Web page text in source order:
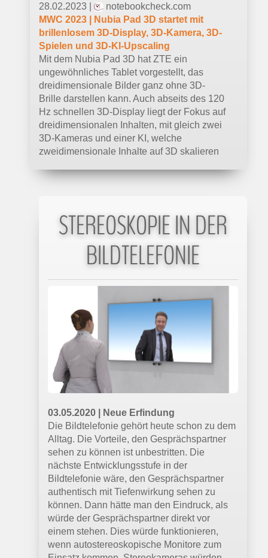
28.02.2023 |
notebookcheck.com
MWC 2023 | Nubia Pad 3D startet mit
brillenlosem 3D-Display, 3D-Kamera, 3D-
Spielen und 3D-KI-Upscaling
Mit dem Nubia Pad 3D hat ZTE ein
ungewöhnliches Tablet vorgestellt, das
dreidimensionale Bilder ganz ohne 3D-
Brille darstellen kann. Auch abseits des 120
Hz schnellen 3D-Display liegt der Fokus auf
dreidimensionalen Inhalten, mit gleich zwei
3D-Kameras und einer KI, welche
zweidimensionale Inhalte auf 3D skalieren
Hologramm-Telefonate für alle?
Von wegen Science-Fiction: Die
Hologramm-Telefonie ist heute bereits
technisch möglich. Nun soll sie
Europas große Netzbetreiber an einem
11.09.2022 |
mixed.de
Optimales Passthrough: So will es Meta
hinkriegen
Gutes VR-Passthrough ist eine große
technische Herausforderung. Forschende
basierte Lösung.
15.09.2022 |
moviejones.de
"3D ist nicht am Ende!" - James
Cameron über "Avatar"-Technologie
In der Filmindustrie gilt der Kanadier James
Cameron als Verfechter von 3D-Kameras.
Vor kurzem besprach der "Avatar"-
Regisseur den immensen Impact der
Technologie auf die Kinos.
STEREOSKOPIE IN DER
BILDTELEFONIE
03.05.2020 | Neue Erfindung
Die Bildtelefonie gehört heute schon zu dem
Alltag. Die Vorteile, den Gesprächspartner
sehen zu können ist unbestritten. Die
nächste Entwicklungsstufe in der
Bildtelefonie wäre, den Gesprächspartner
authentisch mit Tiefenwirkung sehen zu
können. Dann hätte man den Eindruck, als
würde der Gesprächspartner direkt vor
einem stehen. Dies würde funktionieren,
wenn autostereoskopische Monitore zum